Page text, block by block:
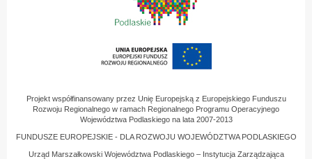
Projekt współfinansowany przez Unię Europejską z Europejskiego Funduszu
Rozwoju Regionalnego w ramach Regionalnego Programu Operacyjnego
Województwa Podlaskiego na lata 2007-2013
FUNDUSZE EUROPEJSKIE - DLA ROZWOJU WOJEWÓDZTWA PODLASKIEGO
Urząd Marszałkowski Województwa Podlaskiego – Instytucja Zarządzająca